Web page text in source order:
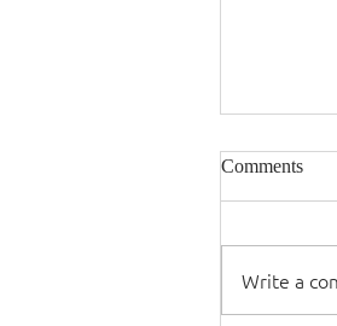
Comments
Write a